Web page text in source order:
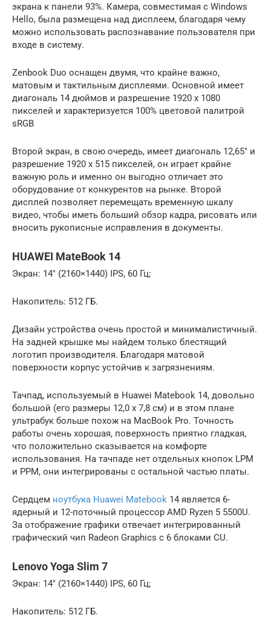
экрана к панели 93%. Камера, совместимая с Windows
Hello, была размещена над дисплеем, благодаря чему
можно использовать распознавание пользователя при
входе в систему.
Zenbook Duo оснащен двумя, что крайне важно,
матовым и тактильным дисплеями. Основной имеет
диагональ 14 дюймов и разрешение 1920 x 1080
пикселей и характеризуется 100% цветовой палитрой
sRGB
Второй экран, в свою очередь, имеет диагональ 12,65″ и
разрешение 1920 х 515 пикселей, он играет крайне
важную роль и именно он выгодно отличает это
оборудование от конкурентов на рынке. Второй
дисплей позволяет перемещать временную шкалу
видео, чтобы иметь больший обзор кадра, рисовать или
вносить рукописные исправления в документы.
HUAWEI MateBook 14
Экран: 14″ (2160×1440) IPS, 60 Гц;
Накопитель: 512 ГБ.
Дизайн устройства очень простой и минималистичный.
На задней крышке мы найдем только блестящий
логотип производителя. Благодаря матовой
поверхности корпус устойчив к загрязнениям.
Тачпад, используемый в Huawei Matebook 14, довольно
большой (его размеры 12,0 х 7,8 см) и в этом плане
ультрабук больше похож на MacBook Pro. Точность
работы очень хорошая, поверхность приятно гладкая,
что положительно сказывается на комфорте
использования. На тачпаде нет отдельных кнопок LPM
и PPM, они интегрированы с остальной частью платы.
Сердцем ноутбука Huawei Matebook 14 является 6-
ядерный и 12-поточный процессор AMD Ryzen 5 5500U.
За отображение графики отвечает интегрированный
графический чип Radeon Graphics с 6 блоками CU.
Lenovo Yoga Slim 7
Экран: 14″ (2160×1440) IPS, 60 Гц;
Накопитель: 512 ГБ.